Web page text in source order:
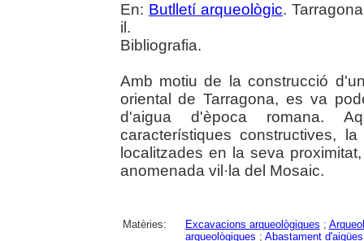
En: Butlletí arqueològic.
il.
Bibliografia.
Amb motiu de la construcció
oriental de Tarragona, es va
d'aigua d'època romana.
característiques constructives,
localitzades en la seva
anomenada vil·la del Mosaic.
Matèries: Excavacions arqueològiques ;
arqueològiques ; Abastament d'aigües